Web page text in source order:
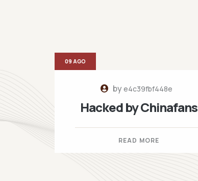
bye4c39fbf448e
Hacked by Chinafans
READ MORE
09 AGO